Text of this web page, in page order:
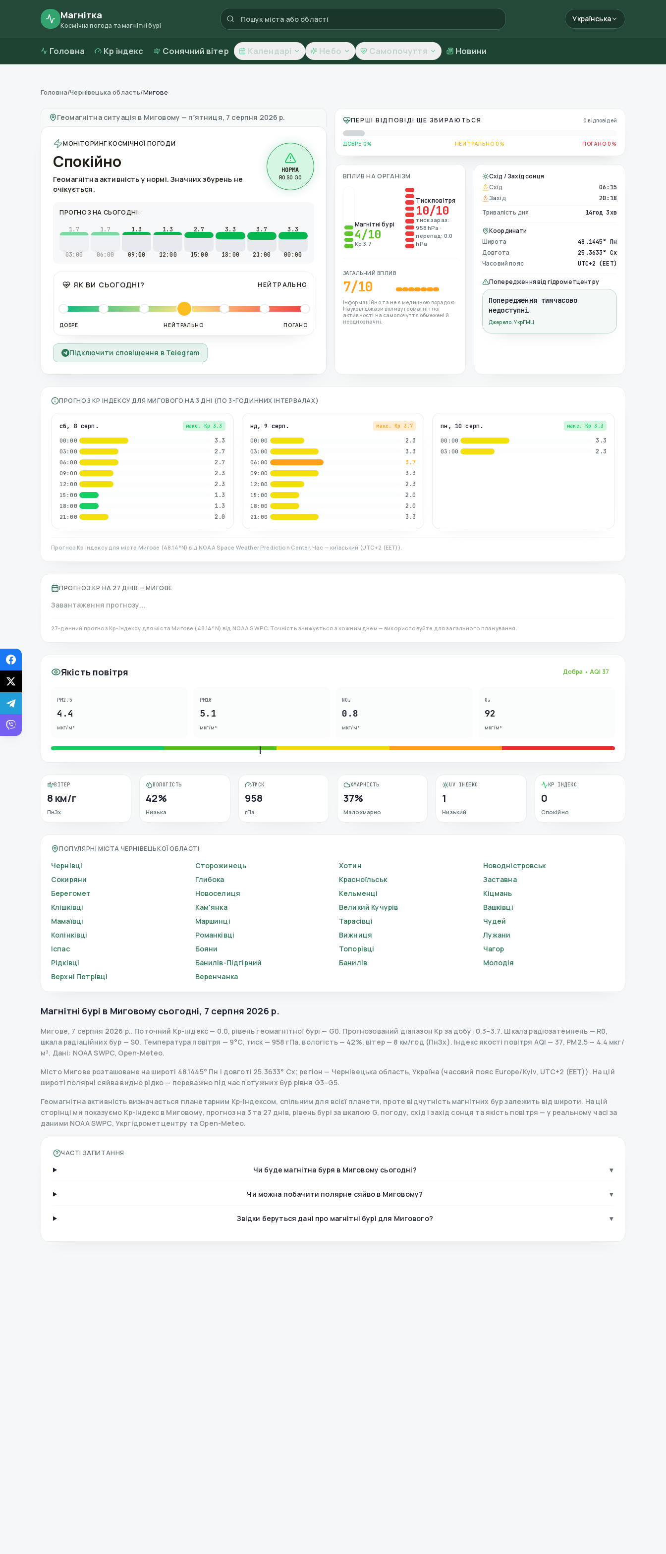
Магнітка
Космічна погода та магнітні бурі
Українська
Головна Kp індекс Сонячний вітер Календарі Небо Самопочуття Новини
Магнітні бурі в Миговому—погода та якість повітря
Головна/Чернівецька область/Мигове
Геомагнітна ситуація в Миговому — пʼятниця, 7 серпня 2026 р.
МОНІТОРИНГ КОСМІЧНОЇ ПОГОДИ
Спокійно
Геомагнітна активність у нормі. Значних збурень не
очікується.
НОРМА
R0 S0 G0
ПРОГНОЗ НА СЬОГОДНІ:
1.7
03:00
1.7
06:00
1.3
09:00
1.3
12:00
2.7
15:00
3.3
18:00
3.7
21:00
3.3
00:00
ЯК ВИ СЬОГОДНІ? НЕЙТРАЛЬНО
ДОБРЕ НЕЙТРАЛЬНО ПОГАНО
Підключити сповіщення в Telegram
ПЕРШІ ВІДПОВІДІ ЩЕ ЗБИРАЮТЬСЯ 0 відповідей
ДОБРЕ 0% НЕЙТРАЛЬНО 0% ПОГАНО 0%
ВПЛИВ НА ОРГАНІЗМ
Магнітні бурі
4/10
Kp 3.7
Тиск повітря
10/10
тиск зараз:
958 hPa ·
перепад: 0.0
hPa
ЗАГАЛЬНИЙ ВПЛИВ
7/10
Інформаційно та не є медичною порадою.
Наукові докази впливу геомагнітної
активності на самопочуття обмежені й
неоднозначні.
Схід / Захід сонця
Схід
06:15
Захід 20:18
Тривалість дня 14год 3хв
Координати
Широта
48.1445° Пн
Довгота 25.3633° Сх
Часовий пояс UTC+2 (EET)
Попередження від гідрометцентру
Попередження тимчасово
недоступні
Джерело: УкрГМЦ
ПРОГНОЗ KP ІНДЕКСУ ДЛЯ МИГОВОГО НА 3 ДНІ (ПО 3-ГОДИННИХ ІНТЕРВАЛАХ)
сб, 8 серп. макс. Kp 3.3
00:00 3.3
03:00 2.7
06:00 2.7
09:00 2.3
12:00 2.3
15:00 1.3
18:00 1.3
21:00 2.0
нд, 9 серп. макс. Kp 3.7
00:00 2.3
03:00 3.3
06:00 3.7
09:00 3.3
12:00 2.3
15:00 2.0
18:00 2.0
21:00 3.3
пн, 10 серп. макс. Kp 3.3
00:00 3.3
03:00 2.3
Прогноз Kp індексу для міста Мигове (48.14°N) від NOAA Space Weather Prediction Center. Час — київський (UTC+2 (EET) ).
ПРОГНОЗ KP НА 27 ДНІВ — МИГОВЕ
Завантаження прогнозу...
27-денний прогноз Kp-індексу для міста Мигове (48.14°N) від NOAA SWPC. Точність знижується з кожним днем — використовуйте для загального планування.
Якість повітря Добра • AQI 37
PM2.5
4.4
мкг/м³
PM10
5.1
мкг/м³
NO₂
0.8
мкг/м³
O₃
92
мкг/м³
ВІТЕР
8 км/г
ПнЗх
ВОЛОГІСТЬ
42%
Низька
ТИСК
958
гПа
ХМАРНІСТЬ
37%
Малохмарно
UV ІНДЕКС
1
Низький
KP ІНДЕКС
0
Спокійно
ПОПУЛЯРНІ МІСТА ЧЕРНІВЕЦЬКОЇ ОБЛАСТІ
Чернівці Сторожинець Хотин
Новодністровськ
Сокиряни
Глибока Красноїльськ
Заставна
Берегомет
Новоселиця Кельменці
Кіцмань
Клішківці
Кам'янка Великий Кучурів
Вашківці
Мамаївці
Маршинці Тарасівці
Чудей
Колінківці
Романківці Вижниця
Лужани
Іспас
Бояни Топорівці
Чагор
Рідківці
Банилів-Підгірний Банилів
Молодія
Верхні Петрівці
Веренчанка
Магнітні бурі в Миговому сьогодні, 7 серпня 2026 р.
Мигове, 7 серпня 2026 р.. Поточний Kp-індекс — 0.0, рівень геомагнітної бурі — G0. Прогнозований діапазон Kp за добу: 0.3–3.7. Шкала радіозатемнень — R0,
шкала радіаційних бур — S0. Температура повітря — 9°C, тиск — 958 гПа, вологість — 42%, вітер — 8 км/год (ПнЗх). Індекс якості повітря AQI — 37, PM2.5 — 4.4 мкг/
м³. Дані: NOAA SWPC, Open-Meteo.
Місто Мигове розташоване на широті 48.1445° Пн і довготі 25.3633° Сх; регіон — Чернівецька область, Україна (часовий пояс Europe/Kyiv, UTC+2 (EET)). На цій
широті полярні сяйва видно рідко — переважно під час потужних бур рівня G3–G5.
Геомагнітна активність визначається планетарним Kp-індексом, спільним для всієї планети, проте відчутність магнітних бур залежить від широти. На цій
сторінці ми показуємо Kp-індекс в Миговому, прогноз на 3 та 27 днів, рівень бурі за шкалою G, погоду, схід і захід сонця та якість повітря — у реальному часі за
даними NOAA SWPC, Укргідрометцентру та Open-Meteo.
ЧАСТІ ЗАПИТАННЯ
Чи буде магнітна буря в Миговому сьогодні? ▾
Чи можна побачити полярне сяйво в Миговому? ▾
Звідки беруться дані про магнітні бурі для Мигового? ▾